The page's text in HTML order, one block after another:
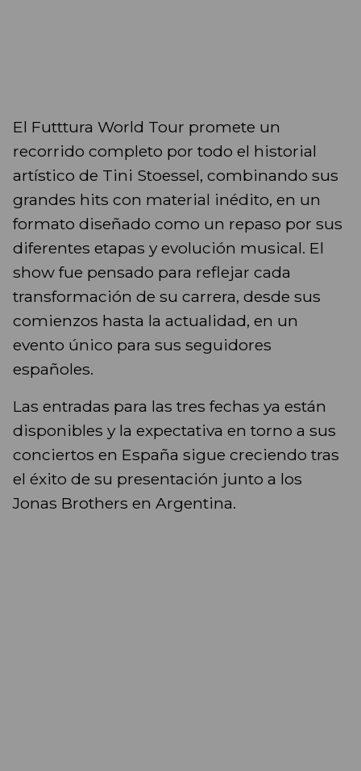
El Futttura World Tour promete un
recorrido completo por todo el historial
artístico de Tini Stoessel, combinando sus
grandes hits con material inédito, en un
formato diseñado como un repaso por sus
diferentes etapas y evolución musical. El
show fue pensado para reflejar cada
transformación de su carrera, desde sus
comienzos hasta la actualidad, en un
evento único para sus seguidores
españoles.
Las entradas para las tres fechas ya están
disponibles y la expectativa en torno a sus
conciertos en España sigue creciendo tras
el éxito de su presentación junto a los
Jonas Brothers en Argentina.